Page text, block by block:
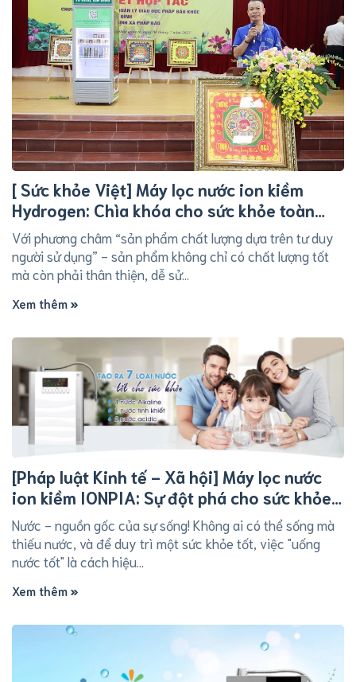
[ Sức khỏe Việt] Máy lọc nước ion kiềm
Hydrogen: Chìa khóa cho sức khỏe toàn
diện
Với phương châm “sản phẩm chất lượng dựa trên tư duy
người sử dụng” - sản phẩm không chỉ có chất lượng tốt
mà còn phải thân thiện, dễ sử...
Xem thêm
[Pháp luật Kinh tế - Xã hội] Máy lọc nước
ion kiềm IONPIA: Sự đột phá cho sức khỏe
và nâng cao chất lượng cuộc sống
Nước - nguồn gốc của sự sống! Không ai có thể sống mà
thiếu nước, và để duy trì một sức khỏe tốt, việc "uống
nước tốt" là cách hiệu...
Xem thêm